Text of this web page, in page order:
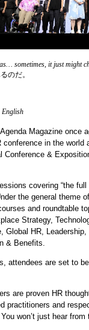
sometimes, it just might
のだ。
Magazine once
in the world
Conference &
covering “the full
the general theme of
and roundtable
Strategy,
Global HR, Leadership,
& Benefits.
attendees are set to
are proven HR
practitioners and
won’t just hear from